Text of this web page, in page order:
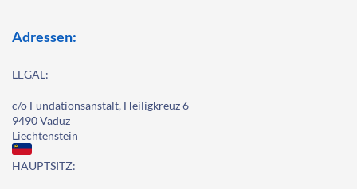
Adressen:
LEGAL:
c/o Fundationsanstalt, Heiligkreuz 6
9490 Vaduz
Liechtenstein
HAUPTSITZ: